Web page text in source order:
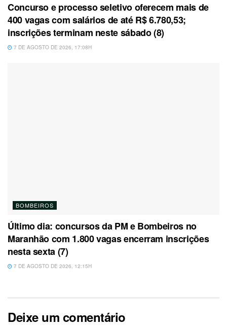
Concurso e processo seletivo oferecem mais de
400 vagas com salários de até R$ 6.780,53;
inscrições terminam neste sábado (8)
7 DE AGOSTO DE 2026, 17:08H
BOMBEIROS
Último dia: concursos da PM e Bombeiros no
Maranhão com 1.800 vagas encerram inscrições
nesta sexta (7)
7 DE AGOSTO DE 2026, 12:15H
Deixe um comentário